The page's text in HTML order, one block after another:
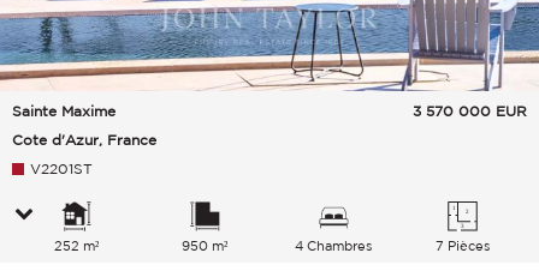
Sainte Maxime
Cote d'Azur, France
3 570 000 EUR
V2201ST
252 m² 950 m² 4 Chambres 7 Pièces